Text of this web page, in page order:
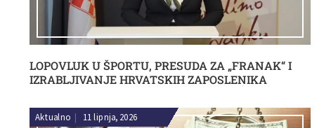
LOPOVLUK U ŠPORTU, PRESUDA ZA „FRANAK“ I
IZRABLJIVANJE HRVATSKIH ZAPOSLENIKA
Aktualno | 11 lipnja, 2026